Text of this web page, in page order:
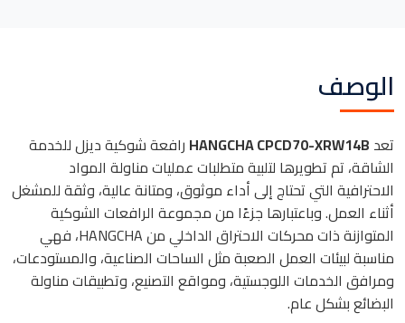
الوصف
تعد HANGCHA CPCD70-XRW14B رافعة شوكية ديزل للخدمة
الشاقة، تم تطويرها لتلبية متطلبات عمليات مناولة المواد
الاحترافية التي تحتاج إلى أداء موثوق، ومتانة عالية، وثقة للمشغل
أثناء العمل. وباعتبارها جزءًا من مجموعة الرافعات الشوكية
المتوازنة ذات محركات الاحتراق الداخلي من HANGCHA، فهي
مناسبة لبيئات العمل الصعبة مثل الساحات الصناعية، والمستودعات،
ومرافق الخدمات اللوجستية، ومواقع التصنيع، وتطبيقات مناولة
البضائع بشكل عام.